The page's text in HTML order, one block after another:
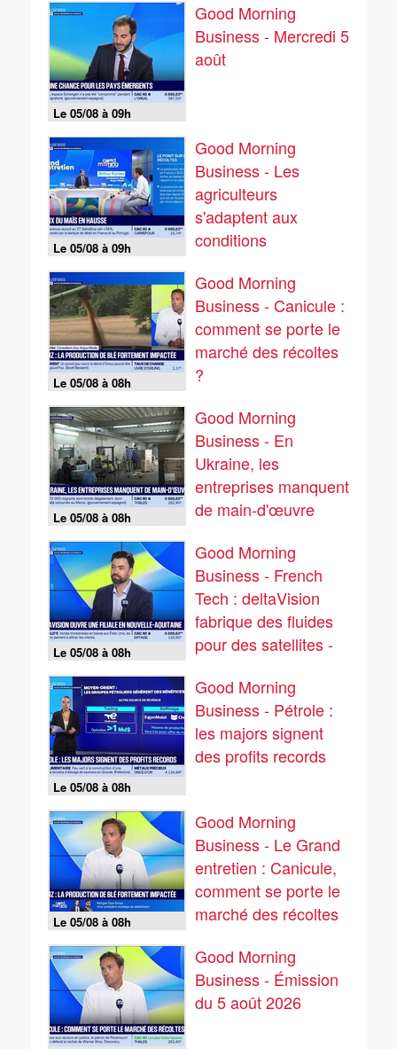
Le 05/08 à 09h
Good Morning
Business - Mercredi 5
août
Le 05/08 à 09h
Good Morning
Business - Les
agriculteurs
s'adaptent aux
conditions
Le 05/08 à 08h
Good Morning
Business - Canicule :
comment se porte le
marché des récoltes
?
Le 05/08 à 08h
Good Morning
Business - En
Ukraine, les
entreprises manquent
de main-d'œuvre
Le 05/08 à 08h
Good Morning
Business - French
Tech : deltaVision
fabrique des fluides
pour des satellites -
Le 05/08 à 08h
Good Morning
Business - Pétrole :
les majors signent
des profits records
Le 05/08 à 08h
Good Morning
Business - Le Grand
entretien : Canicule,
comment se porte le
marché des récoltes
Good Morning
Business - Émission
du 5 août 2026